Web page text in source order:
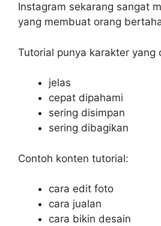
Instagram sekarang sangat
yang membuat orang
Tutorial punya karakter yang
jelas
cepat dipahami
sering disimpan
sering dibagikan
Contoh konten tutorial:
cara edit foto
cara jualan
cara bikin desain